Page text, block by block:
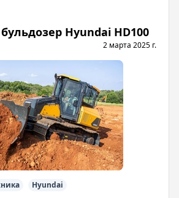
Hyundai HD100
2 марта 2025 г.
Hyundai